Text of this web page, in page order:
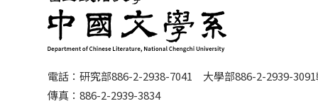
電話：研究部886-2-2938-7041 大學部886-2-2939-
傳真：886-2-2939-3834